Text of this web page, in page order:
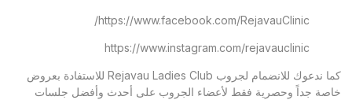
https://www.facebook.com/RejavauClinic/
https://www.instagram.com/rejavauclinic
كما ندعوك للانضمام لجروب Rejavau Ladies Club للاستفادة بعروض
خاصة جداً وحصرية فقط لأعضاء الجروب على أحدث وأفضل جلسات